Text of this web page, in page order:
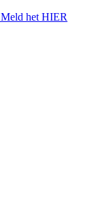
het HIER